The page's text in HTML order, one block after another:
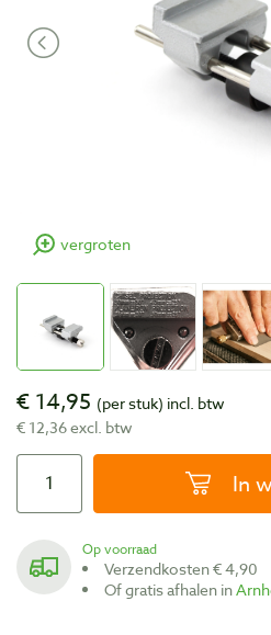
vergroten
€ 14,95 (per stuk) incl. btw
€ 12,36 excl. btw
In
Op voorraad
Verzendkosten € 4,90
Of gratis afhalen in